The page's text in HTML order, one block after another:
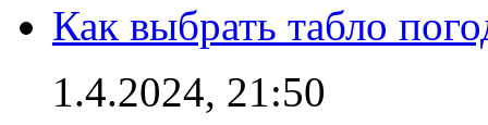
Как выбрать табло
1.4.2024, 21:50